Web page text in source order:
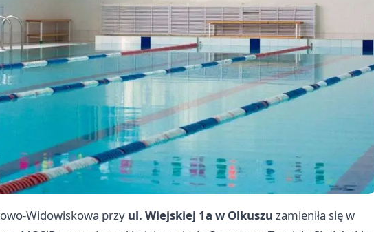
Widowiskowa przy ul. Wiejskiej 1a w Olkuszu zamieniła się w